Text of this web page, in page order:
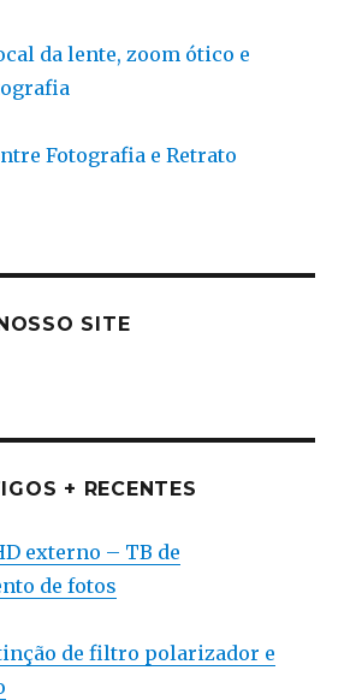
da lente, zoom ótico e
Fotografia e Retrato
SITE
+ RECENTES
externo – TB de
de fotos
de filtro polarizador e